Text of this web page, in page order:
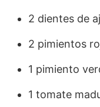
2 dientes de
2 pimientos
1 pimiento
1 tomate